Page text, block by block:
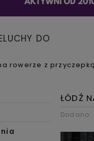
DO
rowerze z
ŁÓDŹ
Dodano: